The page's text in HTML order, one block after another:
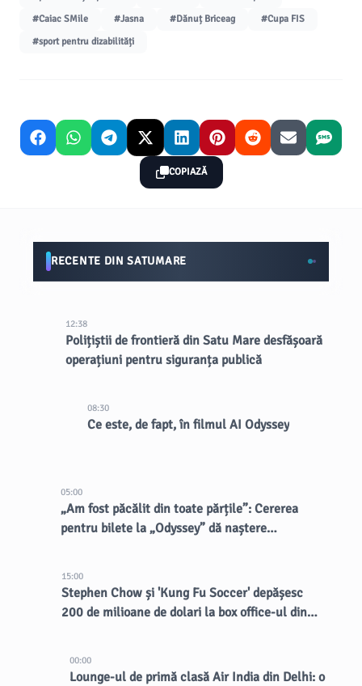
#Caiac SMile
#Jasna #Dănuț Briceag
#Cupa FIS
#sport pentru dizabilități
COPIAZĂ
RECENTE DIN SATUMARE
12:38
Polițiștii de frontieră din Satu Mare desfășoară
operațiuni pentru siguranța publică
08:30
Ce este, de fapt, în filmul AI Odyssey
05:00
„Am fost păcălit din toate părțile”: Cererea
pentru bilete la „Odyssey” dă naștere
15:00
Stephen Chow și 'Kung Fu Soccer' depășesc
200 de milioane de dolari la box office-ul din
00:00
Lounge-ul de primă clasă Air India din Delhi: o